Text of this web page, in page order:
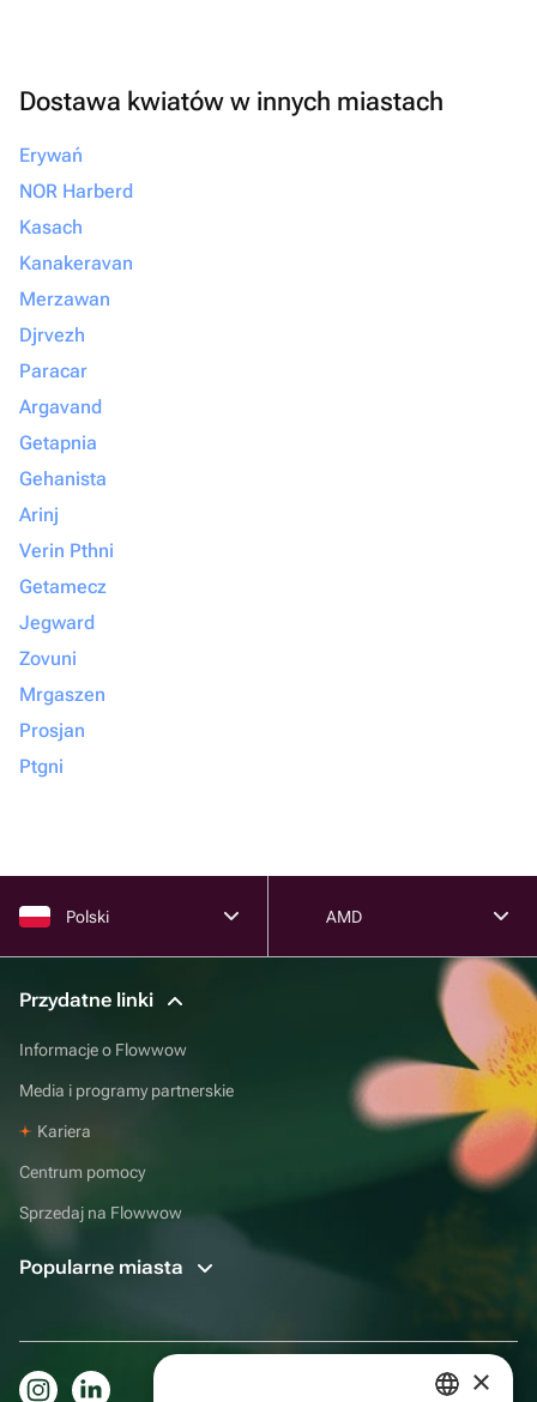
Dostawa kwiatów w innych miastach
Erywań
NOR Harberd
Kasach
Kanakeravan
Merzawan
Djrvezh
Paracar
Argavand
Getapnia
Gehanista
Arinj
Verin Pthni
Getamecz
Jegward
Zovuni
Mrgaszen
Prosjan
Ptgni
Polski AMD
Przydatne linki
Informacje o Flowwow
Media i programy partnerskie
Kariera
Centrum pomocy
Sprzedaj na Flowwow
Popularne miasta
×